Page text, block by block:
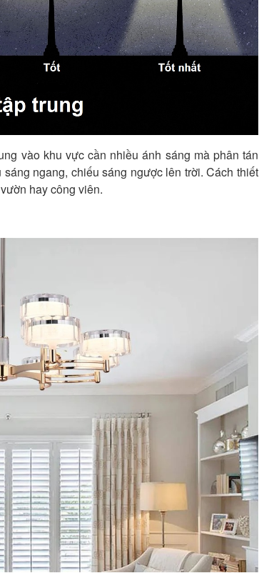
vào khu vực cần nhiều ánh sáng mà phân tán
ngang, chiếu sáng ngược lên trời. Cách thiết
hay công viên.